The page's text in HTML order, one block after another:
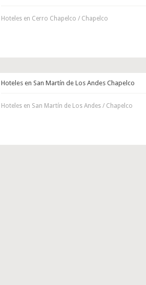
Hoteles en Cerro Chapelco / Chapelco
Hoteles en San Martín de Los Andes Chapelco
Hoteles en San Martín de Los Andes / Chapelco